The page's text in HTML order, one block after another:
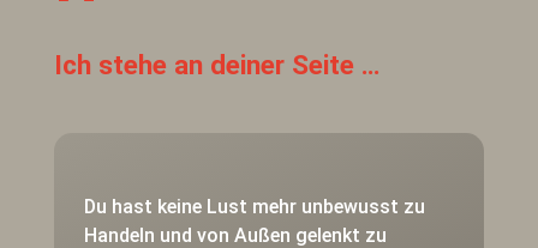
Ich stehe an deiner Seite …
Du hast keine Lust mehr unbewusst zu
Handeln und von Außen gelenkt zu